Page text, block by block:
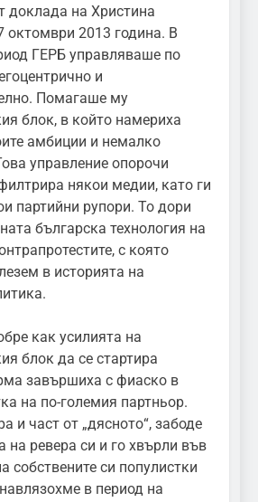
доклада на Христина
октомври 2013 година. В
ГЕРБ управляваше по
и
Помагаше му
блок, в който намериха
амбиции и немалко
управление опорочи
някои медии, като ги
партийни рупори. То дори
българска технология на
с която
в историята на
как усилията на
блок да се стартира
завършиха с фиаско в
на по-големия партньор.
и част от „дясното“, забоде
на ревера си и го хвърли във
собствените си популистки
в период на